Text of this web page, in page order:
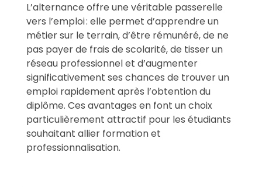
L’alternance offre une véritable passerelle
vers l’emploi : elle permet d’apprendre un
métier sur le terrain, d’être rémunéré, de ne
pas payer de frais de scolarité, de tisser un
réseau professionnel et d’augmenter
significativement ses chances de trouver un
emploi rapidement après l’obtention du
diplôme. Ces avantages en font un choix
particulièrement attractif pour les étudiants
souhaitant allier formation et
professionnalisation.